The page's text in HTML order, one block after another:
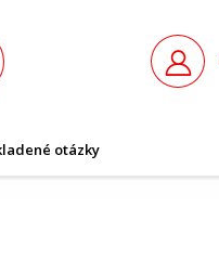
otázky